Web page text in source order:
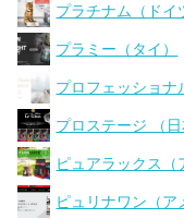
プラチナム（ドイ
プラミー（タイ）
プロフェッショナ
プロステージ （日
ピュアラックス（
ピュリナワン（ア